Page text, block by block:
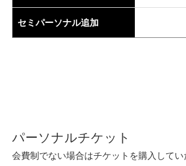
セミパーソナル追加
パーソナルチケット
会費制でない場合はチケットを購入してい